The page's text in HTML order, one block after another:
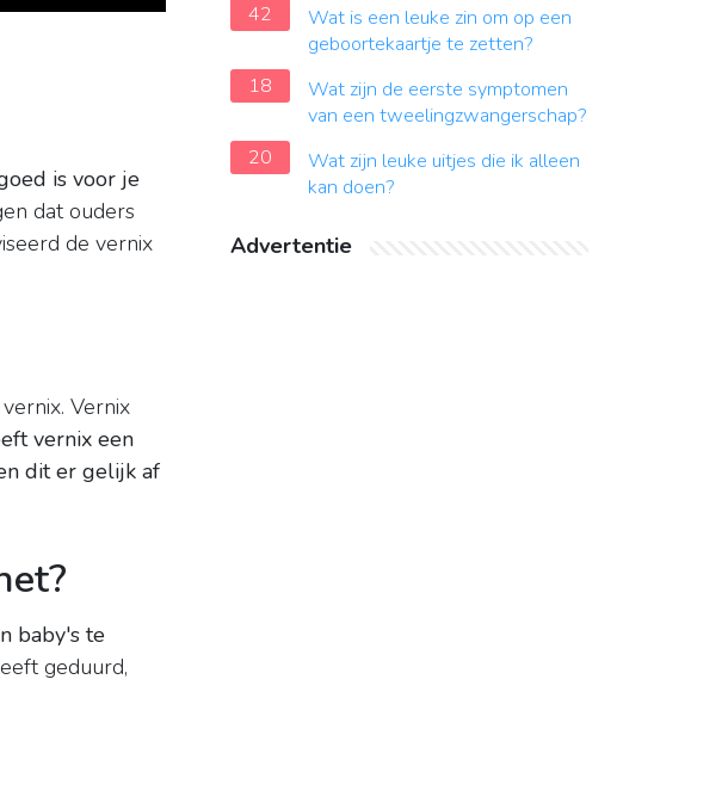
is voor je
dat ouders
de vernix
Vernix
vernix een
dit er gelijk af
baby's te
geduurd,
42
Wat is een leuke zin om op een
geboortekaartje te zetten?
18
Wat zijn de eerste symptomen
van een tweelingzwangerschap?
20
Wat zijn leuke uitjes die ik alleen
kan doen?
Advertentie